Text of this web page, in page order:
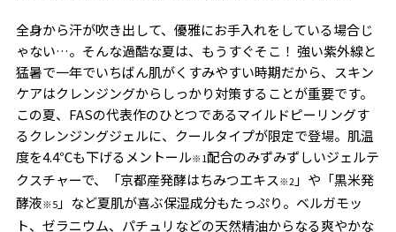
全身から汗が吹き出して、優雅にお手入れをしている場合じ
ゃない…。そんな過酷な夏は、もうすぐそこ！ 強い紫外線と
猛暑で一年でいちばん肌がくすみやすい時期だから、スキン
ケアはクレンジングからしっかり対策することが重要です。
この夏、FASの代表作のひとつであるマイルドピーリングす
るクレンジングジェルに、クールタイプが限定で登場。肌温
度を4.4℃も下げるメントール※1配合のみずみずしいジェルテ
クスチャーで、「京都産発酵はちみつエキス※2」や「黒米発
酵液※5」など夏肌が喜ぶ保湿成分もたっぷり。ベルガモッ
ト、ゼラニウム、パチュリなどの天然精油からなる爽やかな